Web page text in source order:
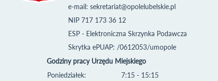
e-mail: sekretariat@opolelubelskie.pl
NIP 717 173 36 12
ESP - Elektroniczna Skrzynka Podawcza
Skrytka ePUAP: /0612053/umopole
Godziny pracy Urzędu Miejskiego
Poniedziałek:
7:15 - 15:15